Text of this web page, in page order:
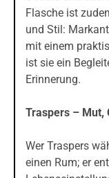
Flasche ist
und Stil:
mit einem
ist sie ein
Erinnerung.
Traspers – Mut,
Wer Traspers
einen Rum; er